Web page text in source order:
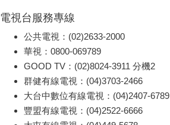
電視台服務專線
公共電視：(02)2633-2000
華視：0800-069789
GOOD TV：(02)8024-3911 分機2
群健有線電視：(04)3703-2466
大台中數位有線電視：(04)2407-6789
豐盟有線電視：(04)2522-6666